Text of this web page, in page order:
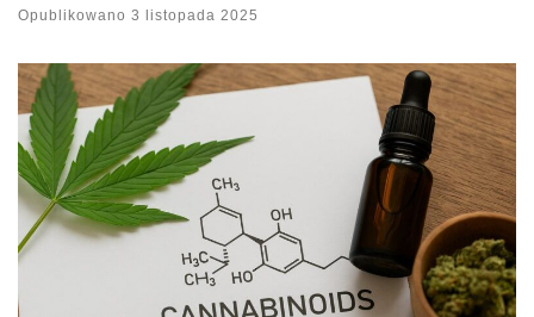
Opublikowano 3 listopada 2025